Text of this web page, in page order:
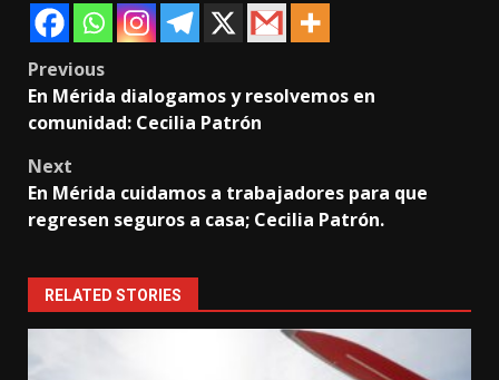
Post
navigation
Previous
En Mérida dialogamos y resolvemos en
comunidad: Cecilia Patrón
Next
En Mérida cuidamos a trabajadores para que
regresen seguros a casa; Cecilia Patrón.
RELATED STORIES